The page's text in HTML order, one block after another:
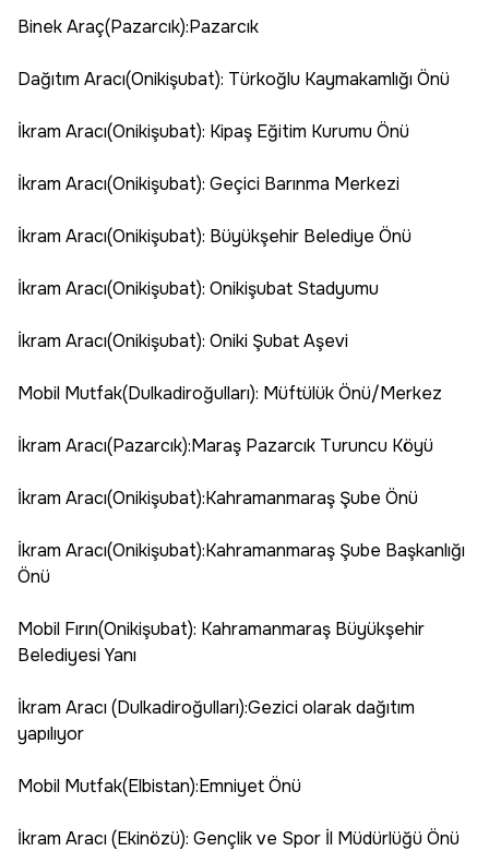
Binek Araç(Pazarcık):Pazarcık
Dağıtım Aracı(Onikişubat): Türkoğlu Kaymakamlığı Önü
İkram Aracı(Onikişubat): Kipaş Eğitim Kurumu Önü
İkram Aracı(Onikişubat): Geçici Barınma Merkezi
İkram Aracı(Onikişubat): Büyükşehir Belediye Önü
İkram Aracı(Onikişubat): Onikişubat Stadyumu
İkram Aracı(Onikişubat): Oniki Şubat Aşevi
Mobil Mutfak(Dulkadiroğulları): Müftülük Önü/Merkez
İkram Aracı(Pazarcık):Maraş Pazarcık Turuncu Köyü
İkram Aracı(Onikişubat):Kahramanmaraş Şube Önü
İkram Aracı(Onikişubat):Kahramanmaraş Şube Başkanlığı
Önü
Mobil Fırın(Onikişubat): Kahramanmaraş Büyükşehir
Belediyesi Yanı
İkram Aracı (Dulkadiroğulları):Gezici olarak dağıtım
yapılıyor
Mobil Mutfak(Elbistan):Emniyet Önü
İkram Aracı (Ekinözü): Gençlik ve Spor İl Müdürlüğü Önü